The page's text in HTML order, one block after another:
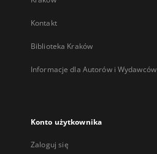
Kontakt
Biblioteka Kraków
Informacje dla Autorów i Wydawców
Konto użytkownika
Zaloguj się